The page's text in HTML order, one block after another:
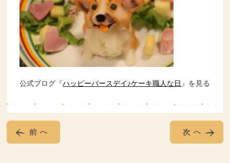
公式ブログ『ハッピーバースデイ♪ケーキ職人な日 』を見る